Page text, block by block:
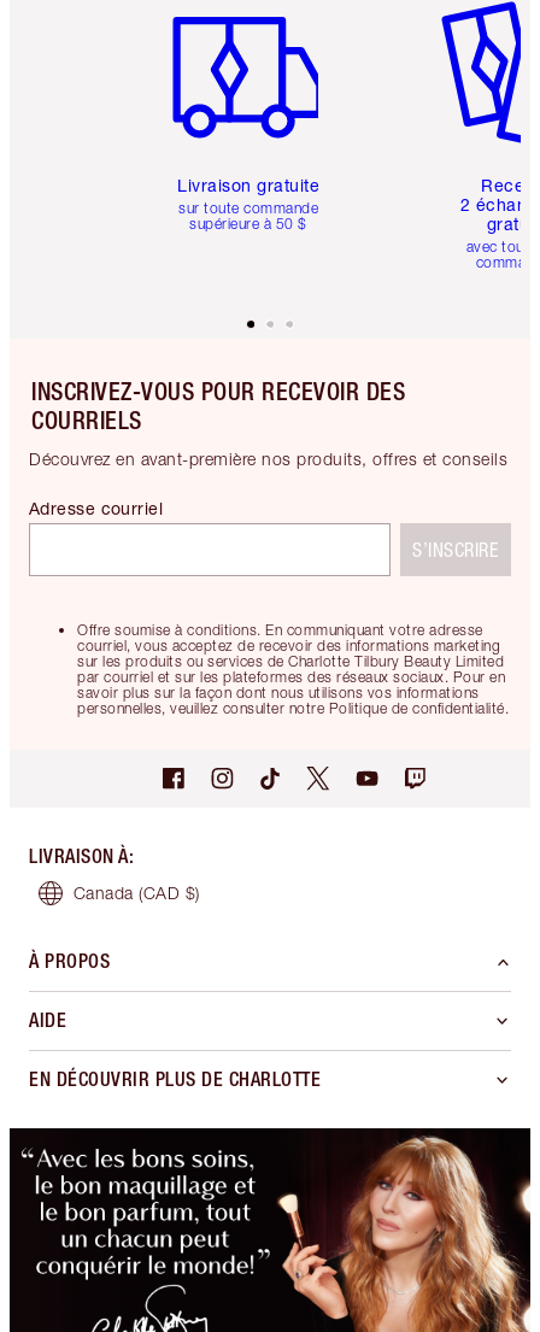
Livraison gratuite
sur toute commande
supérieure à 50 $
2
avec
INSCRIVEZ-VOUS POUR RECEVOIR DES
COURRIELS
Découvrez en avant-première nos produits, offres et conseils
Offre soumise à conditions. En communiquant votre adresse
courriel, vous acceptez de recevoir des informations marketing
sur les produits ou services de Charlotte Tilbury Beauty Limited
par courriel et sur les plateformes des réseaux sociaux. Pour en
savoir plus sur la façon dont nous utilisons vos informations
personnelles, veuillez consulter notre Politique de confidentialité.
Adresse courriel
S’INSCRIRE
LIVRAISON À:
Canada (CAD $)
À PROPOS
AIDE
EN DÉCOUVRIR PLUS DE CHARLOTTE